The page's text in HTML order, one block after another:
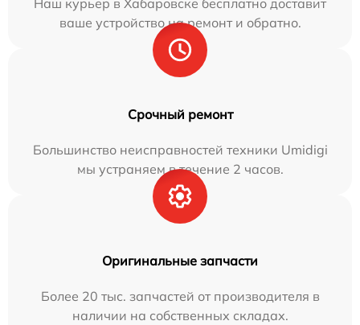
Наш курьер в Хабаровске бесплатно доставит
ваше устройство на ремонт и обратно.
Срочный ремонт
Большинство неисправностей техники Umidigi
мы устраняем в течение 2 часов.
Оригинальные запчасти
Более 20 тыс. запчастей от производителя в
наличии на собственных складах.